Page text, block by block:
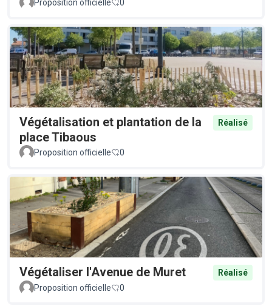
Proposition officielle 0
Végétalisation et plantation de la
place Tibaous
Réalisé
Proposition officielle 0
Végétaliser l'Avenue de Muret
Réalisé
Proposition officielle
0